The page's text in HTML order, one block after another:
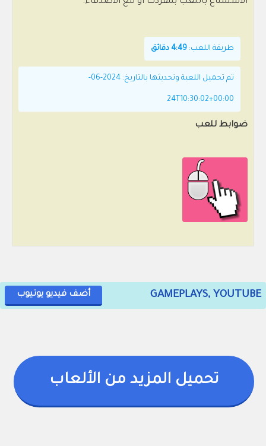
طريقة اللعب: 4:49 دقائق
تم تحميل اللعبة وتحديثها بالتاريخ: 2024-06-
24T10:30:02+00:00
ضوابط للعب
GAMEPLAYS, YOUTUBE أضف فيديو يوتيوب
تحميل المزيد من الألعاب